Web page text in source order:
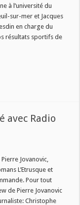
à l’université du
sur-mer et Jacques
en charge du
résultats sportifs de
avec Radio
Jovanovic,
L’Etrusque et
Pour tout
de Pierre Jovanovic
Christophe